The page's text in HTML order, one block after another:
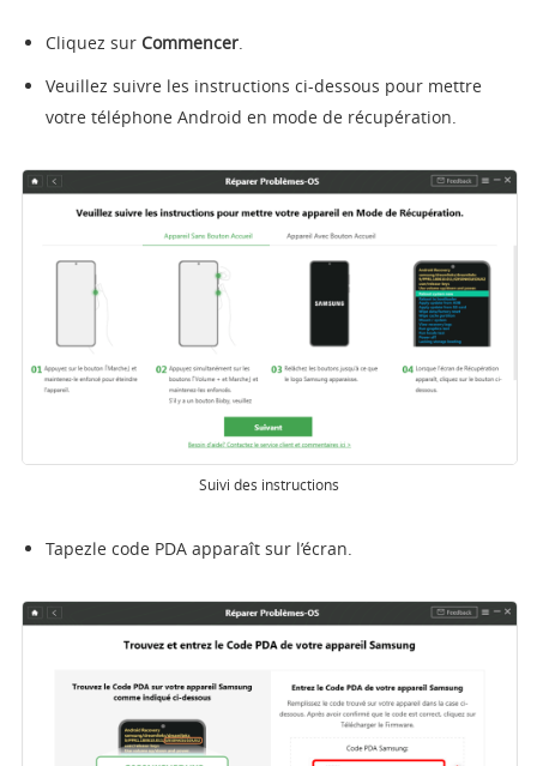
Cliquez sur Commencer.
Veuillez suivre les instructions ci-dessous pour mettre
votre téléphone Android en mode de récupération.
Suivi des instructions
Tapezle code PDA apparaît sur l’écran.